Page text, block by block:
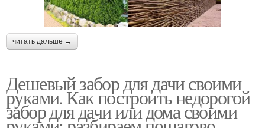
читать дальше →
Дешевый забор для дачи своими
руками. Как построить недорогой
забор для дачи или дома своими